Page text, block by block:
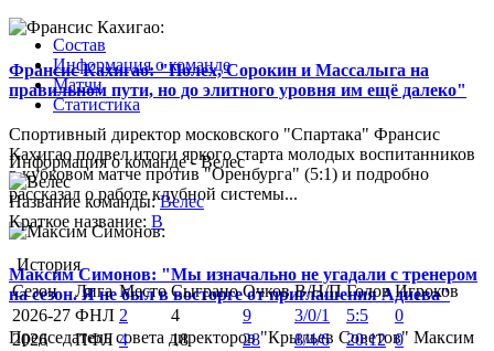
Франсис Кахигао: "Полех, Сорокин и Массалыга на
правильном пути, но до элитного уровня им ещё далеко"
Спортивный директор московского "Спартака" Франсис
Кахигао подвел итоги яркого старта молодых воспитанников
в кубковом матче против "Оренбурга" (5:1) и подробно
рассказал о работе клубной системы...
Максим Симонов: "Мы изначально не угадали с тренером
на сезон. Я не был в восторге от приглашения Адиева"
Председатель совета директоров "Крыльев Советов" Максим
Состав
Информация о команде
Матчи
Статистика
Информация о команде - Велес
Название команды: Велес
Краткое название: В
История
Сезон
Лига Место Сыграно Очков В/Н/П Голов Игроков
2026-27 ФНЛ 2 4 9 3/0/1 5:5
0
2026
ПФЛ 4 18 28 8/4/6 20:12 0